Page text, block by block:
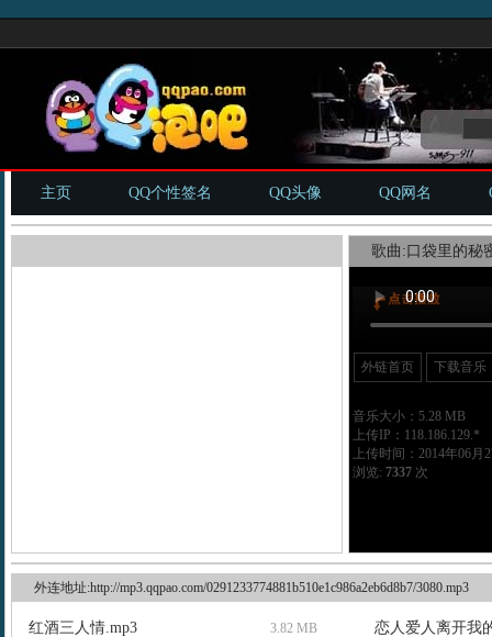
主页 QQ个性签名 QQ头像 QQ网名
歌曲:口袋里的秘
外链首页 下载音乐
音乐大小：5.28 MB
上传IP：118.186.129.*
上传时间：2014年06月
浏览: 7337次
外连地址:http://mp3.qqpao.com/0291233774881b510e1c986a2eb6d8b7/3080.mp3
红酒三人情.mp3 3.82 MB
恋人爱人离开我